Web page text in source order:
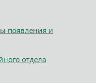
появления и
отдела